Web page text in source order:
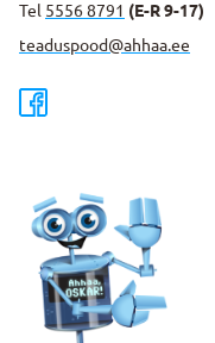
Tel 5556 8791 (E-R 9-17)
teaduspood@ahhaa.ee